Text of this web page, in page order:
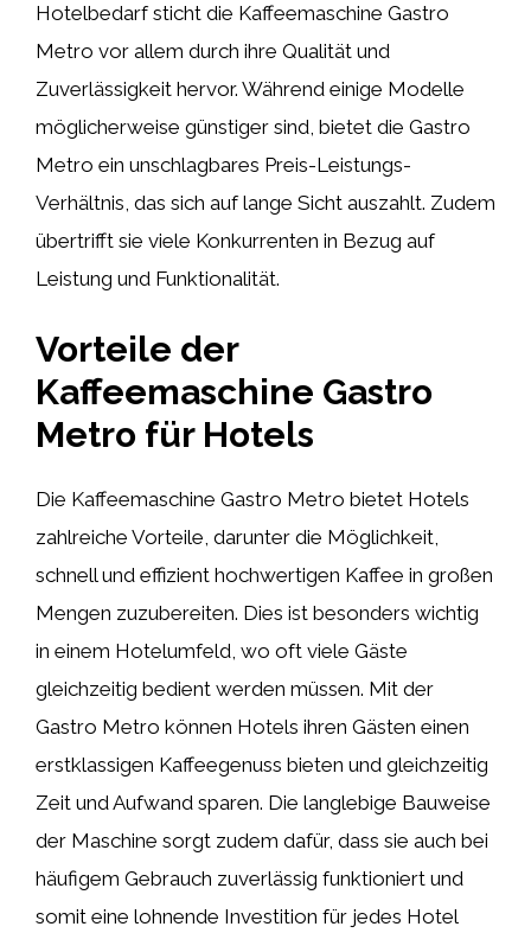
Hotelbedarf sticht die Kaffeemaschine Gastro
Metro vor allem durch ihre Qualität und
Zuverlässigkeit hervor. Während einige Modelle
möglicherweise günstiger sind, bietet die Gastro
Metro ein unschlagbares Preis-Leistungs-
Verhältnis, das sich auf lange Sicht auszahlt. Zudem
übertrifft sie viele Konkurrenten in Bezug auf
Leistung und Funktionalität.
Vorteile der
Kaffeemaschine Gastro
Metro für Hotels
Die Kaffeemaschine Gastro Metro bietet Hotels
zahlreiche Vorteile, darunter die Möglichkeit,
schnell und effizient hochwertigen Kaffee in großen
Mengen zuzubereiten. Dies ist besonders wichtig
in einem Hotelumfeld, wo oft viele Gäste
gleichzeitig bedient werden müssen. Mit der
Gastro Metro können Hotels ihren Gästen einen
erstklassigen Kaffeegenuss bieten und gleichzeitig
Zeit und Aufwand sparen. Die langlebige Bauweise
der Maschine sorgt zudem dafür, dass sie auch bei
häufigem Gebrauch zuverlässig funktioniert und
somit eine lohnende Investition für jedes Hotel